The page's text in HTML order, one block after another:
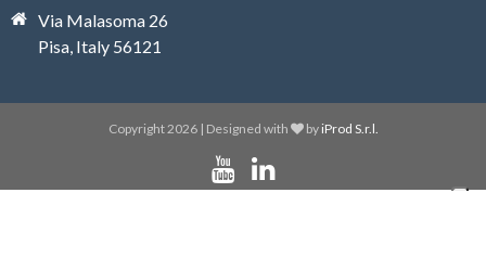
Via Malasoma 26
Pisa, Italy 56121
Copyright 2026 | Designed with by iProd S.r.l.